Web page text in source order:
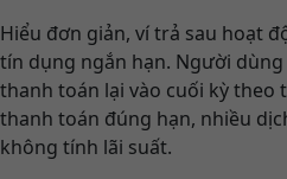
Hiểu đơn giản, ví trả sau hoạt
tín dụng ngắn hạn. Người
thanh toán lại vào cuối kỳ theo
thanh toán đúng hạn, nhiều
không tính lãi suất.